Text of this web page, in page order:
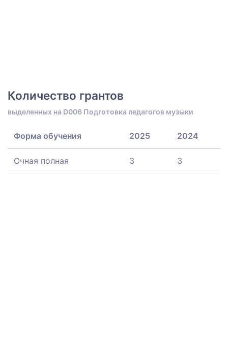
Количество грантов
выделенных на D006 Подготовка педагогов музыки
Форма обучения 2025 2024
Очная полная 3 3